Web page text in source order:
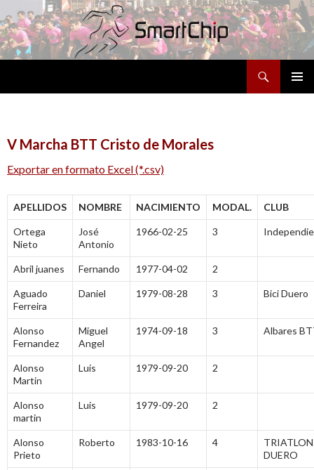
V Marcha BTT Cristo de Morales
Exportar en formato Excel (*.csv)
APELLIDOS NOMBRE NACIMIENTO MODAL. CLUB
Ortega
Nieto
José
Antonio
1966-02-25 3
Abril juanes Fernando 1977-04-02 2
Aguado
Ferreira
Daniel 1979-08-28 3 Bici Duero
Alonso
Fernandez
Miguel
Angel
1974-09-18 3 Albares
Alonso
Martin
Luis 1979-09-20 2
Alonso
martin
Luis 1979-09-20 2
Alonso
Prieto
Roberto 1983-10-16 4
TRIATLON
DUERO